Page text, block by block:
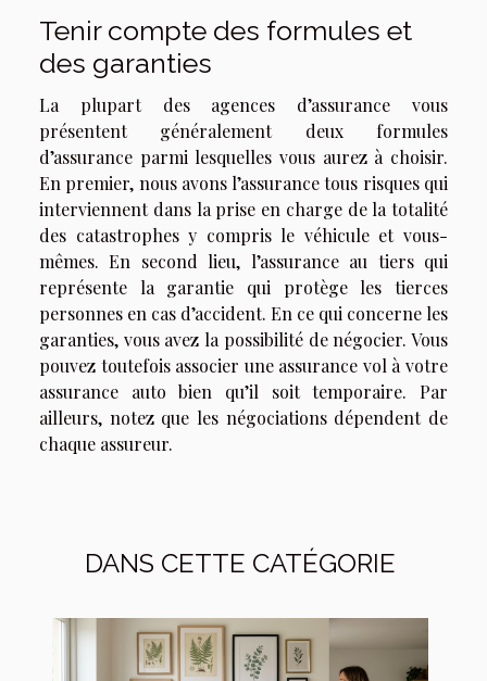
Tenir compte des formules et
des garanties
La plupart des agences d’assurance vous
présentent généralement deux formules
d’assurance parmi lesquelles vous aurez à choisir.
En premier, nous avons l’assurance tous risques qui
interviennent dans la prise en charge de la totalité
des catastrophes y compris le véhicule et vous-
mêmes. En second lieu, l’assurance au tiers qui
représente la garantie qui protège les tierces
personnes en cas d’accident. En ce qui concerne les
garanties, vous avez la possibilité de négocier. Vous
pouvez toutefois associer une assurance vol à votre
assurance auto bien qu’il soit temporaire. Par
ailleurs, notez que les négociations dépendent de
chaque assureur.
DANS CETTE CATÉGORIE